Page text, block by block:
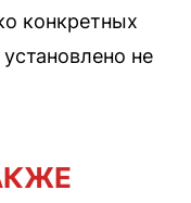
конкретных
не